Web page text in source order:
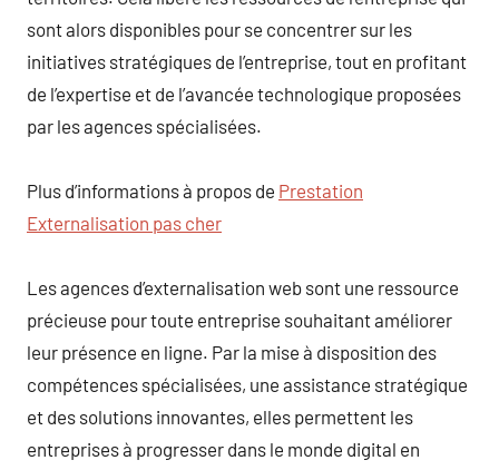
sont alors disponibles pour se concentrer sur les
initiatives stratégiques de l’entreprise, tout en profitant
de l’expertise et de l’avancée technologique proposées
par les agences spécialisées.
Plus d’informations à propos de Prestation
Externalisation pas cher
Les agences d’externalisation web sont une ressource
précieuse pour toute entreprise souhaitant améliorer
leur présence en ligne. Par la mise à disposition des
compétences spécialisées, une assistance stratégique
et des solutions innovantes, elles permettent les
entreprises à progresser dans le monde digital en